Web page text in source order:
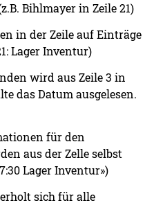
Bihlmayer in Zeile 21)
in der Zeile auf Einträge
Lager Inventur)
wird aus Zeile 3 in
das Datum ausgelesen.
für den
aus der Zelle selbst
Lager Inventur»)
sich für alle